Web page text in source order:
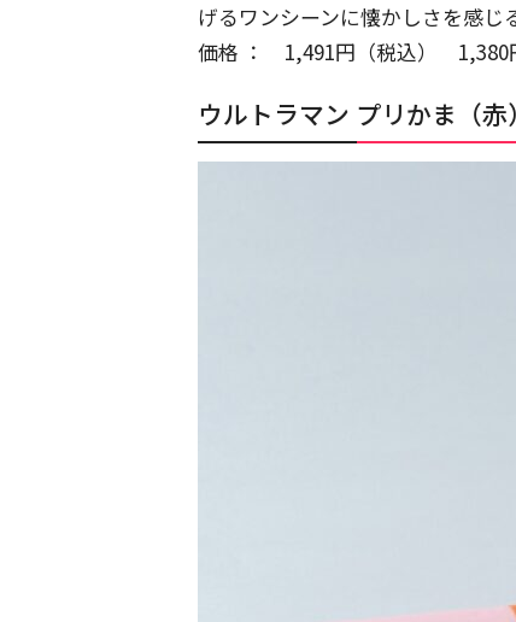
げるワンシーンに懐かしさを感じ
価格 ： 1,491円（税込） 1,380
ウルトラマン プリかま（赤）